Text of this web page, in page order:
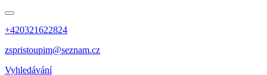
+420321622824
zspristoupim@seznam.cz
Vyhledávání